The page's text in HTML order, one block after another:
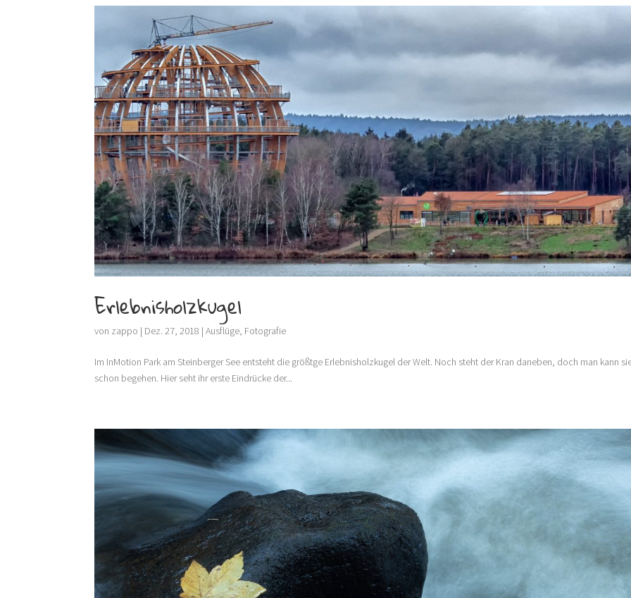
Erlebnisholzkugel
von zappo | Dez. 27, 2018 |Ausflüge Fotografie
Im InMotion Park am Steinberger See entsteht die größtge Erlebnisholzkugel der Welt. Noch steht der Kran daneben, doch man kann
schon begehen. Hier seht ihr erste Eindrücke der...